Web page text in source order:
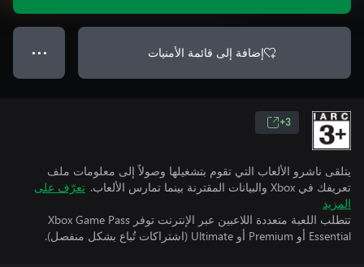
إضافة إلى قائمة الأمنيات ● ● ●
3+
يتلقى ناشرو الألعاب التي تقوم بتشغيلها وصولاً إلى معلومات ملف
تعريفك في Xbox والبيانات المقترنة بينما تمارس الألعاب.
تعرّف على
المزيد
تتطلب اللعبة متعددة اللاعبين عبر الإنترنت توفر Xbox Game Pass
Essential أو Premium أو Ultimate (اشتراكات تُباع بشكل منفصل).